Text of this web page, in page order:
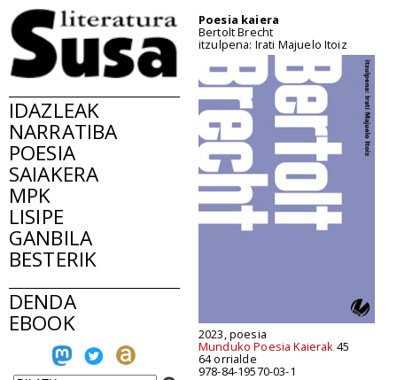
IDAZLEAK
NARRATIBA
POESIA
SAIAKERA
MPK
LISIPE
GANBILA
BESTERIK
DENDA
EBOOK
Poesia kaiera
Bertolt Brecht
itzulpena: Irati Majuelo Itoiz
2023, poesia
Munduko Poesia Kaierak 45
64 orrialde
978-84-19570-03-1